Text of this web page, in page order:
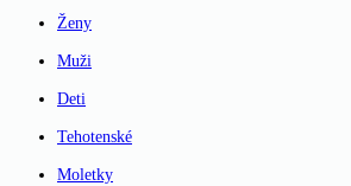
Ženy
Muži
Deti
Tehotenské
Moletky